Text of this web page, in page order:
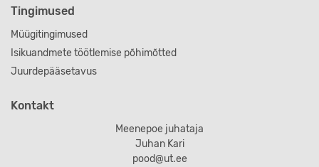
Tingimused
Müügitingimused
Isikuandmete töötlemise põhimõtted
Juurdepääsetavus
Kontakt
Meenepoe juhataja
Juhan Kari
pood@ut.ee